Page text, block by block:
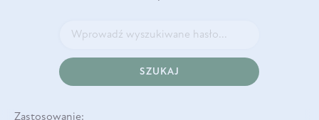
SZUKAJ
Zastosowanie: